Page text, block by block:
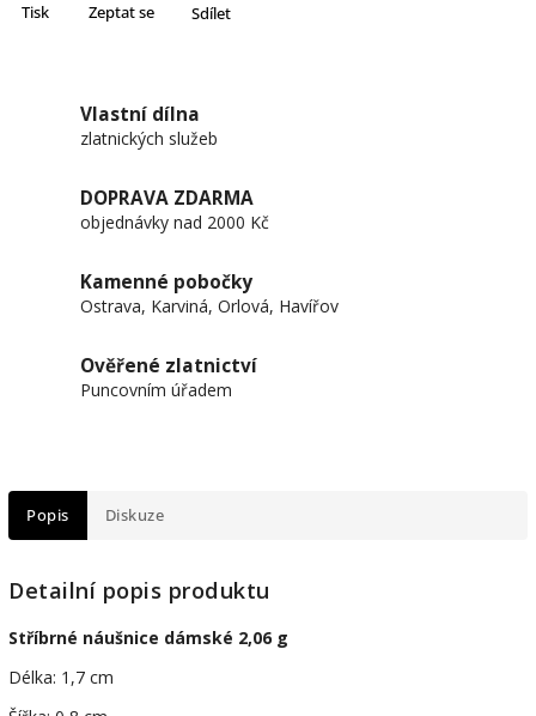
Tisk Zeptat se Sdílet
Vlastní dílna
zlatnických služeb
DOPRAVA ZDARMA
objednávky nad 2000 Kč
Kamenné pobočky
Ostrava, Karviná, Orlová, Havířov
Ověřené zlatnictví
Puncovním úřadem
Popis Diskuze
Detailní popis produktu
Stříbrné náušnice dámské 2,06 g
Délka: 1,7 cm